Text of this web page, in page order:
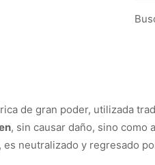
de gran poder, utilizada
, sin causar daño, sino como
neutralizado y regresado